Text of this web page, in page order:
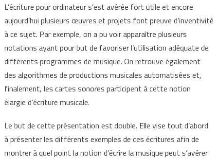
L’écriture pour ordinateur s’est avérée fort utile et encore
aujourd’hui plusieurs œuvres et projets font preuve d’inventivité
à ce sujet. Par exemple, on a pu voir apparaître plusieurs
notations ayant pour but de favoriser l’utilisation adéquate de
différents programmes de musique. On retrouve également
des algorithmes de productions musicales automatisées et,
finalement, les cartes sonores participent à cette notion
élargie d’écriture musicale.
Le but de cette présentation est double. Elle vise tout d’abord
à présenter les différents exemples de ces écritures afin de
montrer à quel point la notion d’écrire la musique peut s’avérer